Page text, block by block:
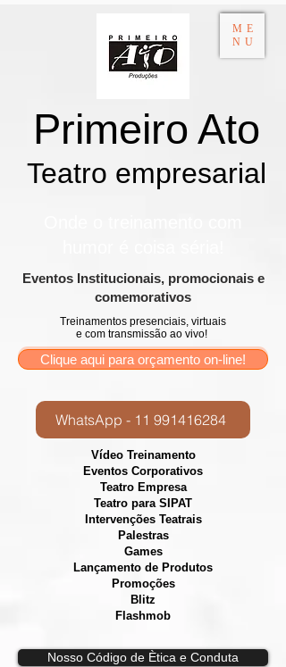
ME
NU
Primeiro Ato
Teatro empresarial​
​Eventos Institucionais, promocionais e
comemorativos
Treinamentos presenciais, virtuais
e com transmissão ao vivo!
Clique aqui para orçamento on-line!
WhatsApp - 11 991416284
Vídeo Treinamento
Eventos Corporativos
​Teatro Empresa
Teatro para SIPAT
Intervenções Teatrais
Palestras
Games
Lançamento de Produtos
Promoções
Blitz
Flashmob
Nosso Código de Ètica e Conduta